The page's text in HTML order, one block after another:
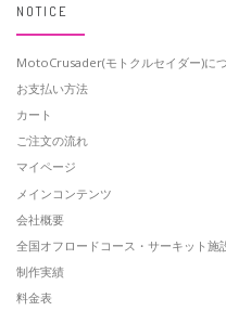
NOTICE
MotoCrusader(モトクルセイダー)に
お支払い方法
カート
ご注文の流れ
マイページ
メインコンテンツ
会社概要
全国オフロードコース・サーキット施
制作実績
料金表